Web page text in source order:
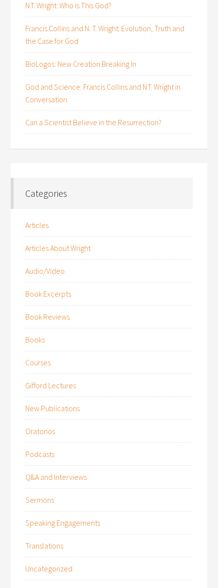
N.T. Wright: Who is This God?
Francis Collins and N. T. Wright: Evolution, Truth and
the Case for God
BioLogos: New Creation Breaking In
God and Science: Francis Collins and N.T. Wright in
Conversation
Can a Scientist Believe in the Resurrection?
Categories
Articles
Articles About Wright
Audio/Video
Book Excerpts
Book Reviews
Books
Courses
Gifford Lectures
New Publications
Oratorios
Podcasts
Q&A and Interviews
Sermons
Speaking Engagements
Translations
Uncategorized